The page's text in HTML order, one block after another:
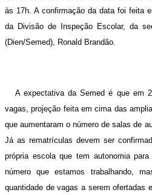
às 17h. A confirmação da data foi feita
da Divisão de Inspeção Escolar, da
(Dien/Semed), Ronald Brandão.
A expectativa da Semed é que em
vagas, projeção feita em cima das
que aumentaram o número de salas de
Já as rematrículas devem ser
própria escola que tem autonomia
número que estamos trabalhando,
quantidade de vagas a serem ofertadas